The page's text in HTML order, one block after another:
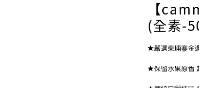
【
(全素-
★嚴選柬埔寨金
★保留水果原香